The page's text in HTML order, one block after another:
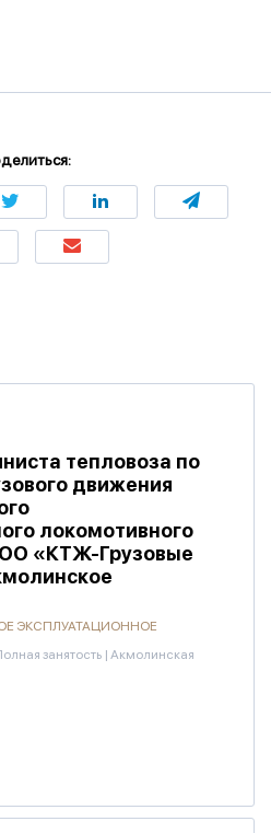
тепловоза по
движения
локомотивного
«КТЖ-Грузовые
ЭКСПЛУАТАЦИОННОЕ
занятость | Акмолинская